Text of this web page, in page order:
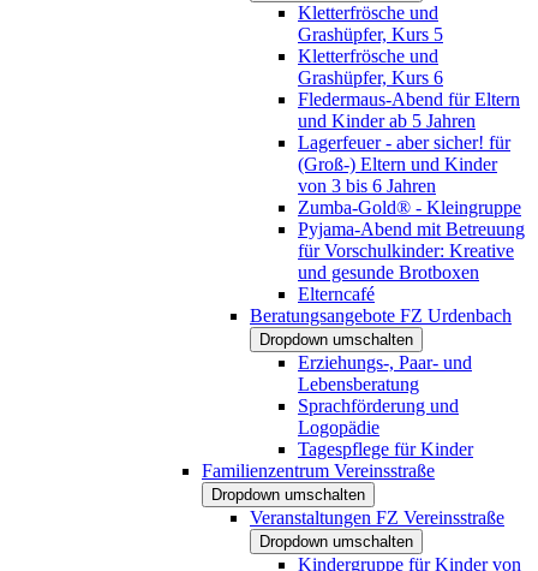
Kletterfrösche und
Grashüpfer, Kurs 5
Kletterfrösche und
Grashüpfer, Kurs 6
Fledermaus-Abend für Eltern
und Kinder ab 5 Jahren
Lagerfeuer - aber sicher! für
(Groß-) Eltern und Kinder
von 3 bis 6 Jahren
Zumba-Gold® - Kleingruppe
Pyjama-Abend mit Betreuung
für Vorschulkinder: Kreative
und gesunde Brotboxen
Elterncafé
Beratungsangebote FZ Urdenbach
Dropdown umschalten
Erziehungs-, Paar- und
Lebensberatung
Sprachförderung und
Logopädie
Tagespflege für Kinder
Familienzentrum Vereinsstraße
Dropdown umschalten
Veranstaltungen FZ Vereinsstraße
Dropdown umschalten
Kindergruppe für Kinder von